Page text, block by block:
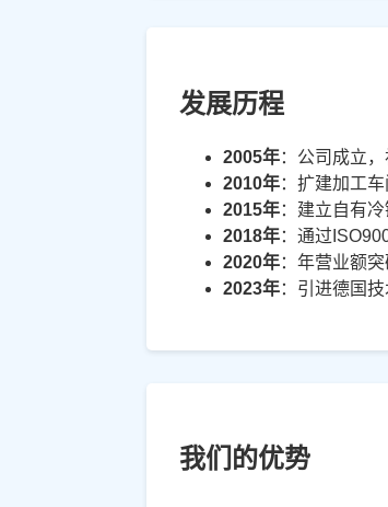
发展历程
2005年：公司成立
2010年：扩建加工
2015年：建立自有
2018年：通过
2020年：年营业额
2023年：引进德国
我们的优势